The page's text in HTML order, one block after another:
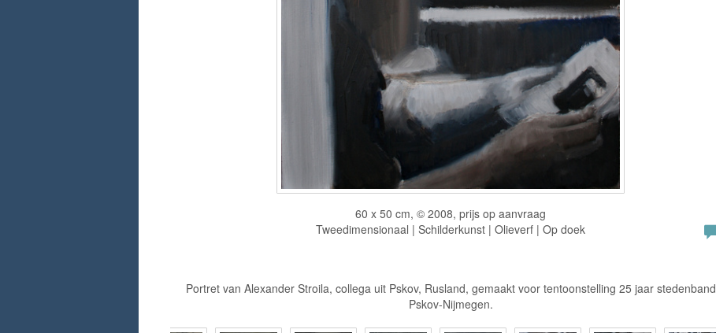
60 x 50 cm, © 2008, prijs op aanvraag
Tweedimensionaal | Schilderkunst | Olieverf | Op doek
Portret van Alexander Stroila, collega uit Pskov, Rusland, gemaakt voor tentoonstelling 25 jaar stedenband
Pskov-Nijmegen.